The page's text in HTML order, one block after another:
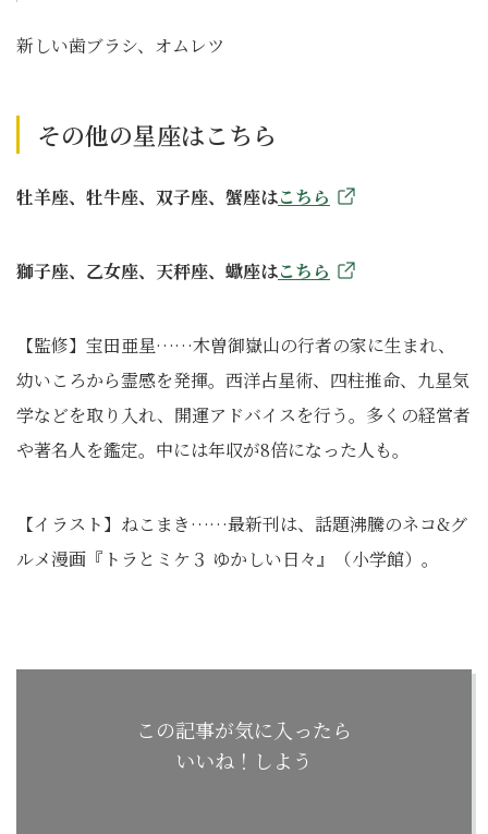
新しい歯ブラシ、オムレツ
その他の星座はこちら
牡羊座、牡牛座、双子座、蟹座はこちら
獅子座、乙女座、天秤座、蠍座はこちら
【監修】宝田亜星……木曽御嶽山の行者の家に生まれ、
幼いころから霊感を発揮。西洋占星術、四柱推命、九星気
学などを取り入れ、開運アドバイスを行う。多くの経営者
や著名人を鑑定。中には年収が8倍になった人も。
【イラスト】ねこまき……最新刊は、話題沸騰のネコ&グ
ルメ漫画『トラとミケ３ ゆかしい日々』（小学館）。
この記事が気に入ったら
いいね！しよう